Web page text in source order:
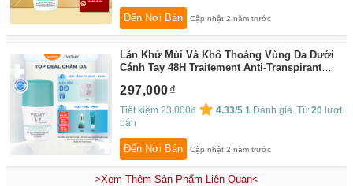
Đến Nơi Bán Cập nhật 2 năm trước
Lăn Khử Mùi Và Khô Thoáng Vùng Da Dưới
Cánh Tay 48H Traitement Anti-Transpirant
297,000
Tiết kiệm 23,000đ 4.33/5 1 Đánh giá. Từ20 lượt
bán
Đến Nơi Bán Cập nhật 2 năm trước
>Xem Thêm Sản Phẩm Liên Quan<